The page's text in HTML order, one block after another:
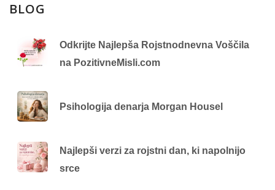
BLOG
Odkrijte Najlepša Rojstnodnevna Voščila
na PozitivneMisli.com
Psihologija denarja Morgan Housel
Najlepši verzi za rojstni dan, ki napolnijo
srce